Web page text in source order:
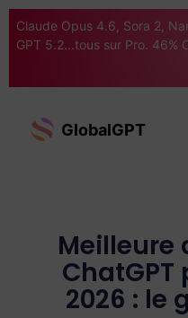
Claude Opus 4.6, Sora 2,
GPT 5.2...tous sur Pro. 46%
GlobalGPT
Meilleure
2026 : le